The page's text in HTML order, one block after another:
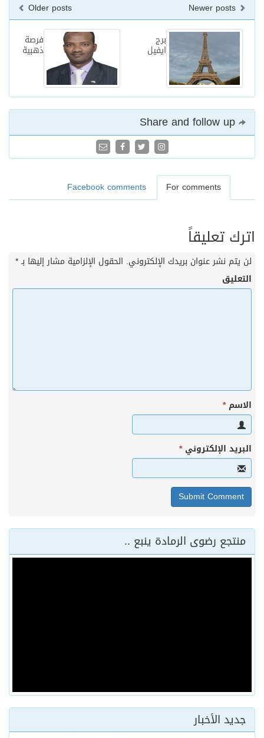
Older posts
فرصة
ذهبية
برج
ايفيل
For comments
Facebook comments
اترك تعليقاً
لن يتم نشر عنوان بريدك الإلكتروني. الحقول الإلزامية مشار إليها بـ*
التعليق
الاسم*
البريد الإلكتروني*
منتجع رضوى الرمادة ينبع ..
جديد الأخبار